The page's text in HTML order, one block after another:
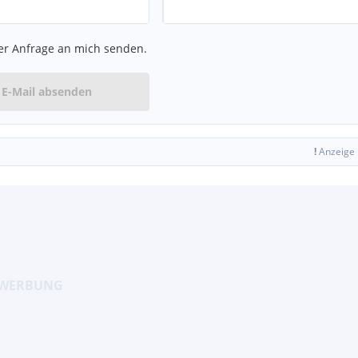
Sitzeinstellungen
Anfrage an mich senden.
E-Mail absenden
!Anzeige